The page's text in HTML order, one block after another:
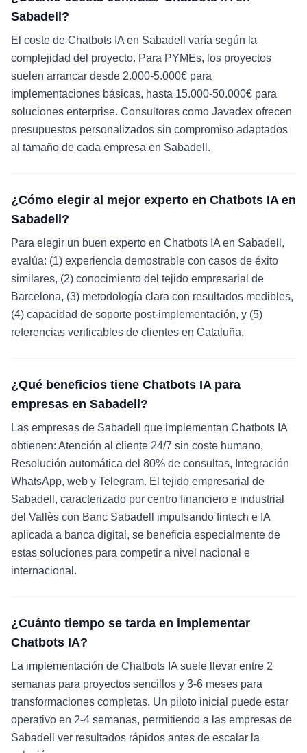
Sabadell?
El coste de Chatbots IA en Sabadell varía según la
complejidad del proyecto. Para PYMEs, los proyectos
suelen arrancar desde 2.000-5.000€ para
implementaciones básicas, hasta 15.000-50.000€ para
soluciones enterprise. Consultores como Javadex ofrecen
presupuestos personalizados sin compromiso adaptados
al tamaño de cada empresa en Sabadell.
¿Cómo elegir al mejor experto en Chatbots IA en
Sabadell?
Para elegir un buen experto en Chatbots IA en Sabadell,
evalúa: (1) experiencia demostrable con casos de éxito
similares, (2) conocimiento del tejido empresarial de
Barcelona, (3) metodología clara con resultados medibles,
(4) capacidad de soporte post-implementación, y (5)
referencias verificables de clientes en Cataluña.
¿Qué beneficios tiene Chatbots IA para
empresas en Sabadell?
Las empresas de Sabadell que implementan Chatbots IA
obtienen: Atención al cliente 24/7 sin coste humano,
Resolución automática del 80% de consultas, Integración
WhatsApp, web y Telegram. El tejido empresarial de
Sabadell, caracterizado por centro financiero e industrial
del Vallès con Banc Sabadell impulsando fintech e IA
aplicada a banca digital, se beneficia especialmente de
estas soluciones para competir a nivel nacional e
internacional.
¿Cuánto tiempo se tarda en implementar
Chatbots IA?
La implementación de Chatbots IA suele llevar entre 2
semanas para proyectos sencillos y 3-6 meses para
transformaciones completas. Un piloto inicial puede estar
operativo en 2-4 semanas, permitiendo a las empresas de
Sabadell ver resultados rápidos antes de escalar la